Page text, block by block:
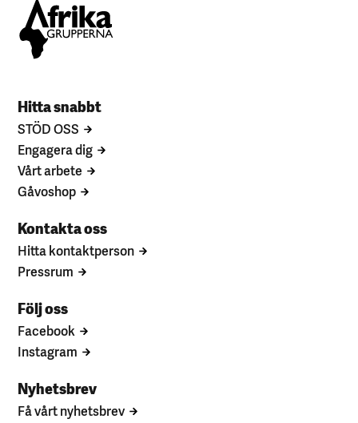
Hitta snabbt
STÖD OSS
Engagera dig
Vårt arbete
Gåvoshop
Kontakta oss
Hitta kontaktperson
Pressrum
Följ oss
Facebook
Instagram
Nyhetsbrev
Få vårt nyhetsbrev